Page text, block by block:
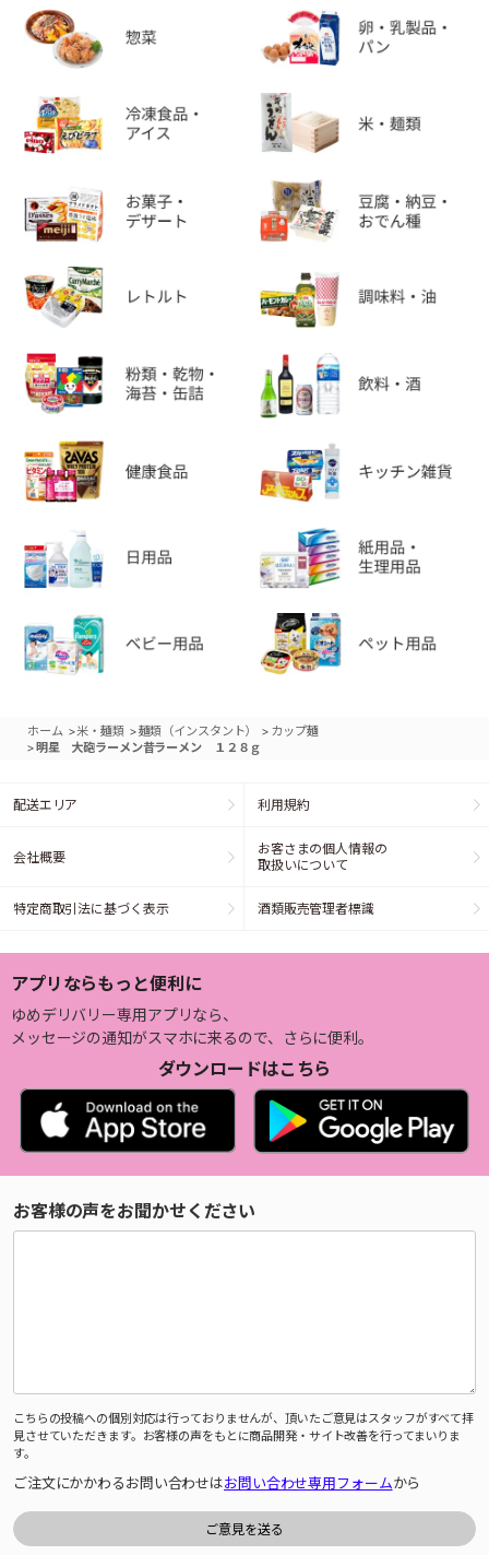
ホーム >米・麺類 >麺類（インスタント） > カップ麺
> 明星 大砲ラーメン昔ラーメン １２８ｇ
配送エリア 利用規約
会社概要
お客さまの個人情報の
取扱いについて
特定商取引法に基づく表示 酒類販売管理者標識
アプリならもっと便利に
ゆめデリバリー専用アプリなら、
メッセージの通知がスマホに来るので、さらに便利。
ダウンロードはこちら
お客様の声をお聞かせください
こちらの投稿への個別対応は行っておりませんが、頂いたご意見はスタッフがすべて拝
見させていただきます。お客様の声をもとに商品開発・サイト改善を行ってまいりま
す。
ご注文にかかわるお問い合わせはお問い合わせ専用フォームから